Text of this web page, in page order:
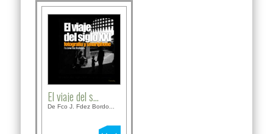
El viaje del s...
De Fco J. Fdez Bordo...